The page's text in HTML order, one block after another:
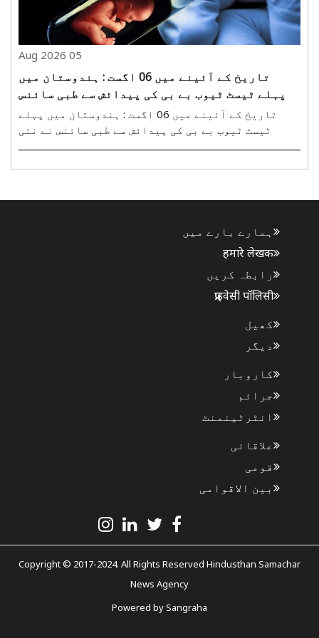
05 Aug 2026
تاریخ کے آئینے میں 06 اگست : ہندوستان میں
پہلے ٹیسٹ ٹیوب بے بی کی پیدائش سے طبی سائنس
نے نئی تاریخ رقم کی
تاریخ کے آئینے میں 06 اگست : ہندوستان میں پہلے
ٹیسٹ ٹیوب بے بی کی پیدائش سے طبی سائنس نے نئی
تاریخ رقم کی ہندوستانی طبی سائنس کی تاریخ میں 06
ہمارے بارے میں
हमारे लेखक
رابطہ کریں
प्राइवेसी पॉलिसी
کھیل
دیگر
کاروبار
جرائم
انٹرٹینمنٹ
علاقائی
قومی
بین الاقوامی
Copyright © 2017-2024. All Rights Reserved Hindusthan Samachar
News Agency
Powered bySangraha